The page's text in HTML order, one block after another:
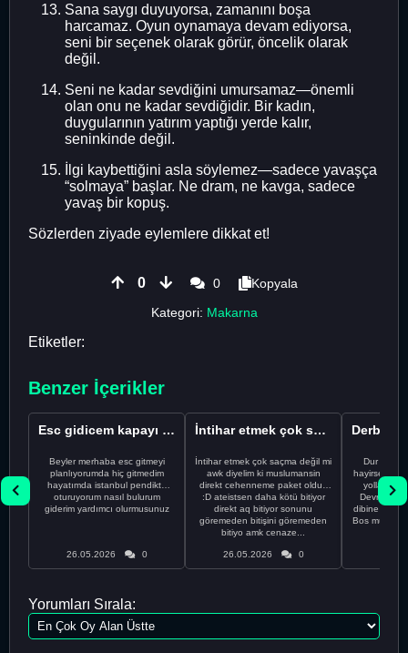
Sana saygı duyuyorsa, zamanını boşa
harcamaz. Oyun oynamaya devam ediyorsa,
seni bir seçenek olarak görür, öncelik olarak
değil.
Seni ne kadar sevdiğini umursamaz—önemli
olan onu ne kadar sevdiğidir. Bir kadın,
duygularının yatırım yaptığı yerde kalır,
seninkinde değil.
İlgi kaybettiğini asla söylemez—sadece yavaşça
“solmaya” başlar. Ne dram, ne kavga, sadece
yavaş bir kopuş.
Sözlerden ziyade eylemlere dikkat et!
0 0
Kopyala
Kategori: Makarna
Etiketler:
Benzer İçerikler
Esc gidicem kapayı koydum
Beyler merhaba esc gitmeyi
planlıyorumda hiç gitmedim
hayatımda istanbul pendikte
oturuyorum nasıl bulurum
giderim yardımcı olurmusunuz
26.05.2026 0
İntihar etmek çok saçma değil mi
İntihar etmek çok saçma değil mi
awk diyelim ki muslumansin
direkt cehenneme paket oldun
:D ateistsen daha kötü bitiyor
direkt aq bitiyor sonunu
göremeden bitişini göremeden
bitiyo amk cenaze...
26.05.2026 0
Dur
hayirsever
yolla
Devrim abi
dibine
Bos
Yorumları Sırala: